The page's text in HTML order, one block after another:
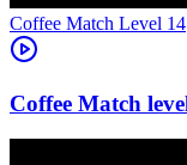
Level 14